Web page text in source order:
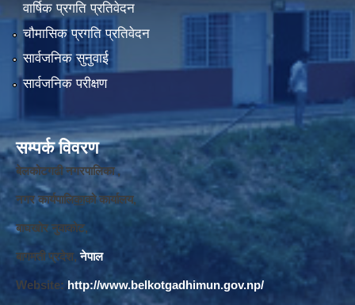
वार्षिक प्रगति प्रतिवेदन
चौमासिक प्रगति प्रतिवेदन
सार्वजनिक सुनुवाई
सार्वजनिक परीक्षण
सम्पर्क विवरण
बेलकोटगढी नगरपालिका ,
नगर कार्यपालिकाको कार्यालय,
बाघखोर नुवाकोट,
बागमती प्रदेश, नेपाल
Website: http://www.belkotgadhimun.gov.np/